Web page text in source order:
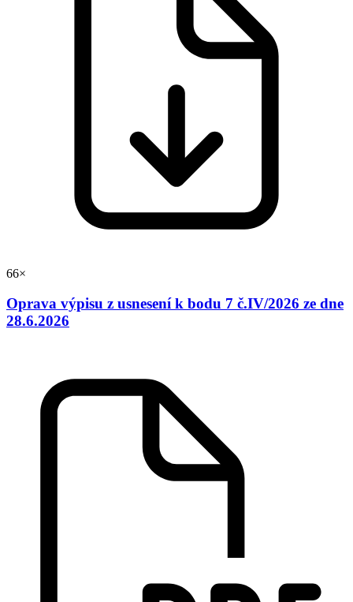
66×
Oprava výpisu z usnesení k bodu 7 č.IV/2026 ze dne
28.6.2026